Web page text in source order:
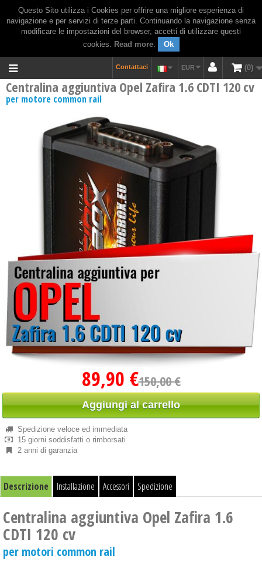
Questo Sito utilizza i Cookies per offrire una migliore esperienza di
navigazione e per servizi di terze parti. Continuando la navigazione senza
modificare le impostazioni del browser, accetti di utilizzare questi
cookies. Read more. Ok
0
EUR
Contattaci
Centralina aggiuntiva Opel Zafira 1.6 CDTI 120 cv
per motore common rail
89,90 €150,00 €
Aggiungi al carrello
Spedizione veloce ed immediata
15 giorni soddisfatti o rimborsati
2 anni di garanzia
Descrizione Installazione Accessori Spedizione
Centralina aggiuntiva Opel Zafira 1.6
CDTI 120 cv
per motori common rail